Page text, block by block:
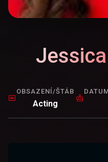
OBSAZENÍ/ŠTÁB
Acting